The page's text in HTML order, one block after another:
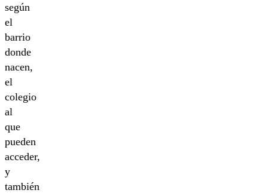
según
el
barrio
donde
nacen,
el
colegio
al
que
pueden
acceder,
y
también